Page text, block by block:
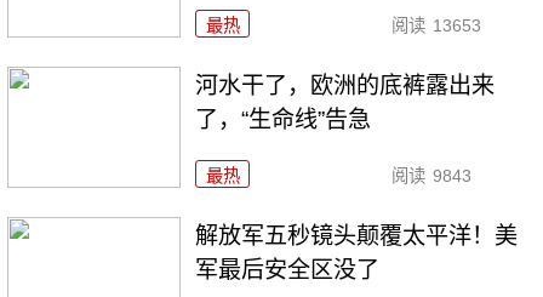
最热 阅读 13653
河水干了，欧洲的底裤露出来
了，“生命线”告急
最热 阅读 9843
解放军五秒镜头颠覆太平洋！美
军最后安全区没了